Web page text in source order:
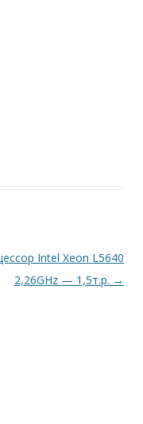
Intel Xeon L5640
2,26GHz — 1,5т.р. →